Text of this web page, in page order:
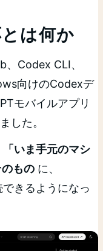
は何か
Codex CLI、
向けのCodexデ
モバイルアプリ
した。
「いま手元のマシ
もの に、
きるようになっ